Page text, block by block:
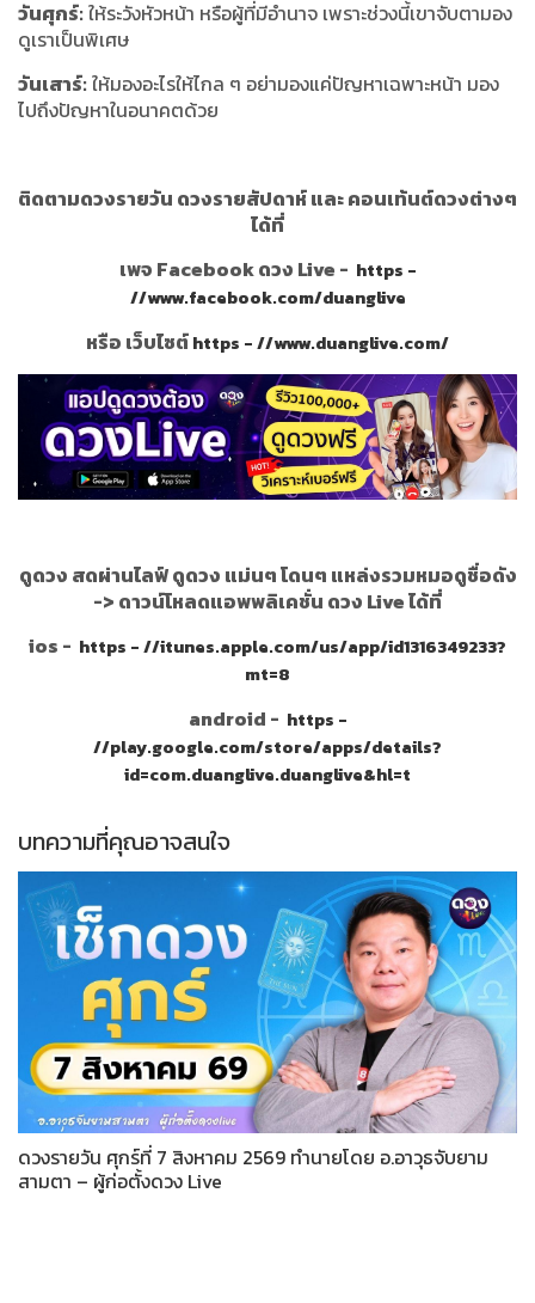
วันศุกร์:ให้ระวังหัวหน้า หรือผู้ที่มีอำนาจ เพราะช่วงนี้เขาจับตามอง
ดูเราเป็นพิเศษ
วันเสาร์:ให้มองอะไรให้ไกล ๆ อย่ามองแค่ปัญหาเฉพาะหน้า มอง
ไปถึงปัญหาในอนาคตด้วย
ติดตามดวงรายวัน ดวงรายสัปดาห์ และ คอนเท้นต์ดวงต่างๆ
ได้ที่
เพจ Facebook ดวง Live - https -
//www.facebook.com/duanglive
หรือ เว็บไซต์https - //www.duanglive.com/
ดูดวง สดผ่านไลฟ์ ดูดวง แม่นๆ โดนๆ แหล่งรวมหมอดูชื่อดัง
-> ดาวน์โหลดแอพพลิเคชั่น ดวง Live ได้ที่
ios - https - //itunes.apple.com/us/app/id1316349233?
mt=8
android - https -
//play.google.com/store/apps/details?
id=com.duanglive.duanglive&hl=t
บทความที่คุณอาจสนใจ
ดวงรายวัน ศุกร์ที่ 7 สิงหาคม 2569 ทำนายโดย อ.อาวุธจับยาม
สามตา – ผู้ก่อตั้งดวง Live